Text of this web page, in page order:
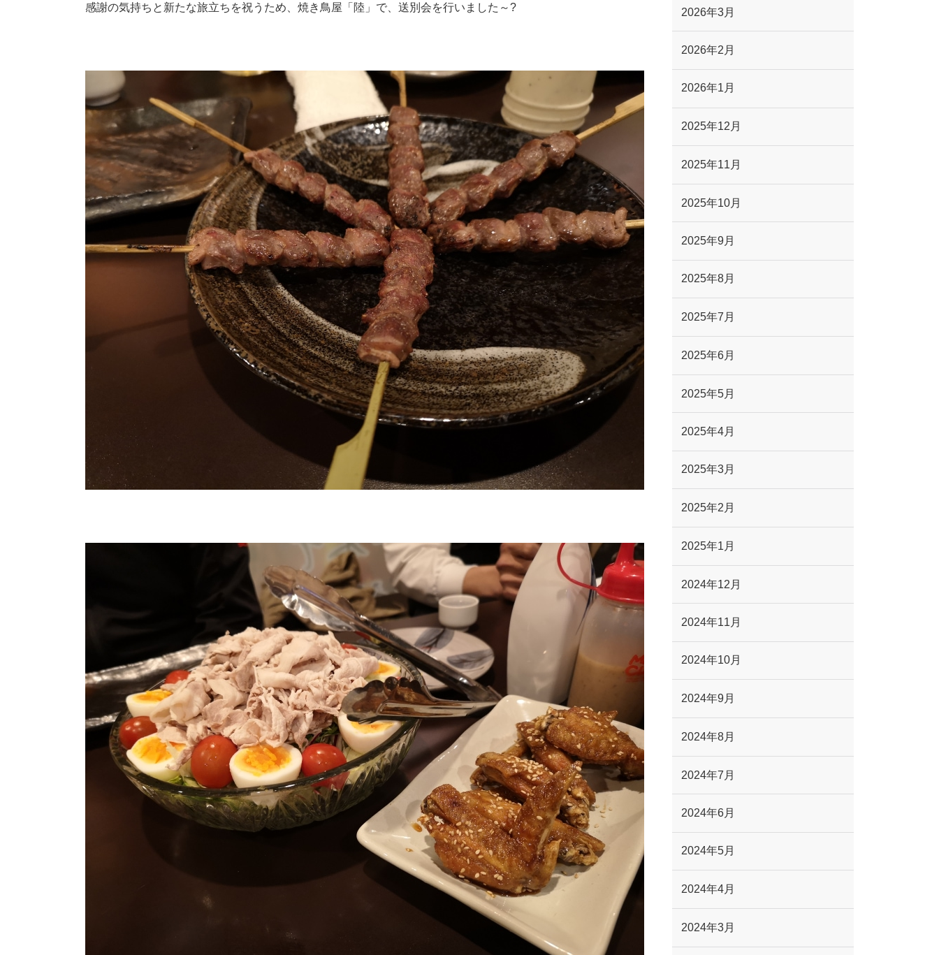
感謝の気持ちと新たな旅立ちを祝うため、焼き鳥屋「陸」で、送別会を行いました～? 2026年3月
2026年2月
2026年1月
2025年12月
2025年11月
2025年10月
2025年9月
2025年8月
2025年7月
2025年6月
2025年5月
2025年4月
2025年3月
2025年2月
2025年1月
2024年12月
2024年11月
2024年10月
2024年9月
2024年8月
2024年7月
2024年6月
2024年5月
2024年4月
2024年3月